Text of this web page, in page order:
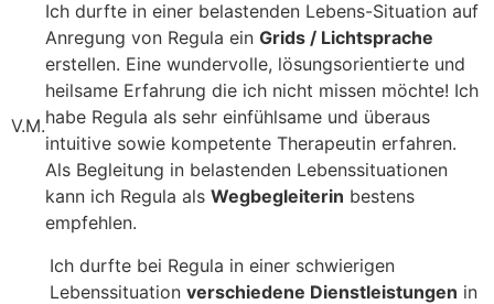
V.M.
Ich durfte in einer belastenden Lebens-Situation auf
Anregung von Regula ein Grids / Lichtsprache
erstellen. Eine wundervolle, lösungsorientierte und
heilsame Erfahrung die ich nicht missen möchte! Ich
habe Regula als sehr einfühlsame und überaus
intuitive sowie kompetente Therapeutin erfahren.
Als Begleitung in belastenden Lebenssituationen
kann ich Regula als Wegbegleiterin bestens
empfehlen.
Ich durfte bei Regula in einer schwierigen
Lebenssituation verschiedene Dienstleistungen in